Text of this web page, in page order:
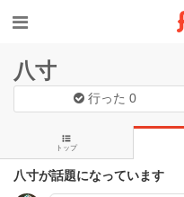
八寸
行った0
トップ
八寸が話題になっています